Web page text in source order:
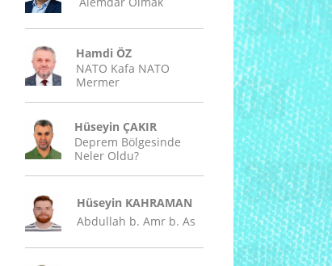
Hamdi ÖZ
NATO Kafa NATO
Mermer
Hüseyin ÇAKIR
Deprem Bölgesinde
Neler Oldu?
Hüseyin KAHRAMAN
Abdullah b. Amr b. As